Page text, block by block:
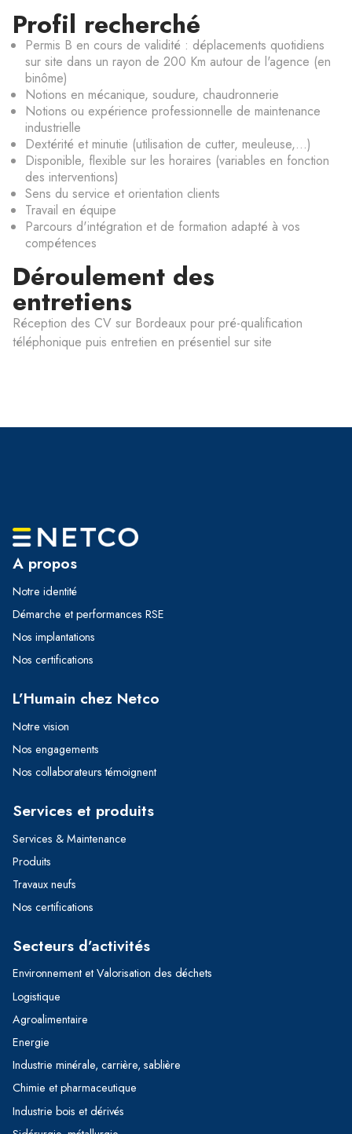
Profil recherché
Permis B en cours de validité : déplacements quotidiens
sur site dans un rayon de 200 Km autour de l'agence (en
binôme)
Notions en mécanique, soudure, chaudronnerie
Notions ou expérience professionnelle de maintenance
industrielle
Dextérité et minutie (utilisation de cutter, meuleuse,...)
Disponible, flexible sur les horaires (variables en fonction
des interventions)
Sens du service et orientation clients
Travail en équipe
Parcours d'intégration et de formation adapté à vos
compétences
Déroulement des
entretiens
Réception des CV sur Bordeaux pour pré-qualification
téléphonique puis entretien en présentiel sur site
A propos
Notre identité
Démarche et performances RSE
Nos implantations
Nos certifications
L’Humain chez Netco
Notre vision
Nos engagements
Nos collaborateurs témoignent
Services et produits
Services & Maintenance
Produits
Travaux neufs
Nos certifications
Secteurs d’activités
Environnement et Valorisation des déchets
Logistique
Agroalimentaire
Energie
Industrie minérale, carrière, sablière
Chimie et pharmaceutique
Industrie bois et dérivés